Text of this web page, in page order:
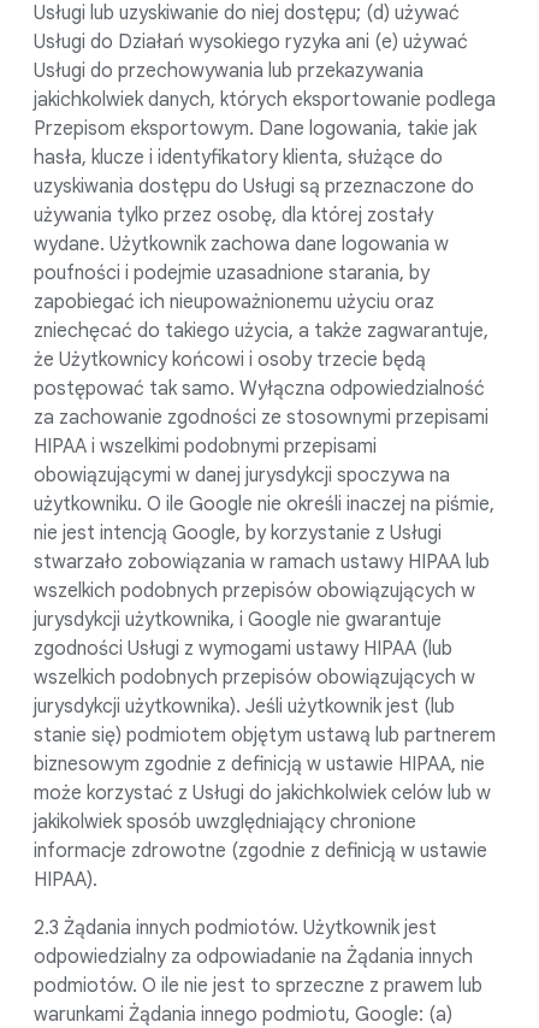
Usługi lub uzyskiwanie do niej dostępu; (d) używać
Usługi do Działań wysokiego ryzyka ani (e) używać
Usługi do przechowywania lub przekazywania
jakichkolwiek danych, których eksportowanie podlega
Przepisom eksportowym. Dane logowania, takie jak
hasła, klucze i identyfikatory klienta, służące do
uzyskiwania dostępu do Usługi są przeznaczone do
używania tylko przez osobę, dla której zostały
wydane. Użytkownik zachowa dane logowania w
poufności i podejmie uzasadnione starania, by
zapobiegać ich nieupoważnionemu użyciu oraz
zniechęcać do takiego użycia, a także zagwarantuje,
że Użytkownicy końcowi i osoby trzecie będą
postępować tak samo. Wyłączna odpowiedzialność
za zachowanie zgodności ze stosownymi przepisami
HIPAA i wszelkimi podobnymi przepisami
obowiązującymi w danej jurysdykcji spoczywa na
użytkowniku. O ile Google nie określi inaczej na piśmie,
nie jest intencją Google, by korzystanie z Usługi
stwarzało zobowiązania w ramach ustawy HIPAA lub
wszelkich podobnych przepisów obowiązujących w
jurysdykcji użytkownika, i Google nie gwarantuje
zgodności Usługi z wymogami ustawy HIPAA (lub
wszelkich podobnych przepisów obowiązujących w
jurysdykcji użytkownika). Jeśli użytkownik jest (lub
stanie się) podmiotem objętym ustawą lub partnerem
biznesowym zgodnie z definicją w ustawie HIPAA, nie
może korzystać z Usługi do jakichkolwiek celów lub w
jakikolwiek sposób uwzględniający chronione
informacje zdrowotne (zgodnie z definicją w ustawie
HIPAA).
2.3 Żądania innych podmiotów. Użytkownik jest
odpowiedzialny za odpowiadanie na Żądania innych
podmiotów. O ile nie jest to sprzeczne z prawem lub
warunkami Żądania innego podmiotu, Google: (a)